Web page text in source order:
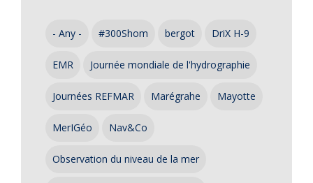
- Any - #300Shom bergot DriX H-9
EMR Journée mondiale de l'hydrographie
Journées REFMAR Marégrahe Mayotte
MerIGéo Nav&Co
Observation du niveau de la mer